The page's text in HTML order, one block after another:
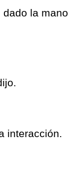
la mano
interacción.